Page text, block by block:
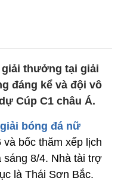
thưởng tại giải
đáng kể và đội vô
Cúp C1 châu Á.
giải bóng đá nữ
bốc thăm xếp lịch
sáng 8/4. Nhà tài trợ
là Thái Sơn Bắc.